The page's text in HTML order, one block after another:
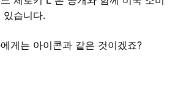
있습니다.
게는 아이콘과 같은 것이겠죠?